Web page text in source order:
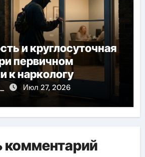
и круглосуточная
первичном
к наркологу
Июл 27, 2026
комментарий